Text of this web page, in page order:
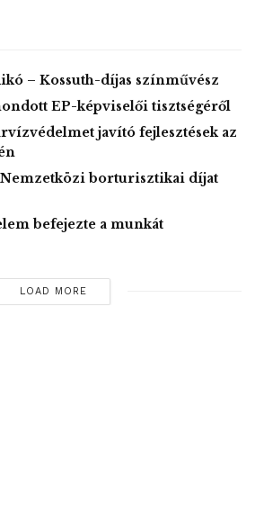
hozhat.
eszmerendszeréhez kötődő
hivatkozva
roppantja meg és
ellen hat” – fogalmaztak.
„kiterjedt hazai és
az továbbra is a
felhatalmazást szerzett
– Kossuth-díjas színművész
József lemondott EP-képviselői tisztségéről
javító fejlesztések az
Nemzetközi borturisztikai díjat
befejezte a munkát
LOAD MORE